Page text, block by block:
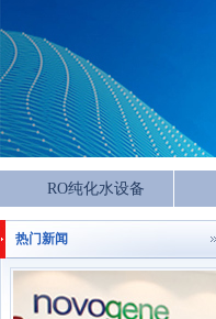
RO纯化水设备
热门新闻